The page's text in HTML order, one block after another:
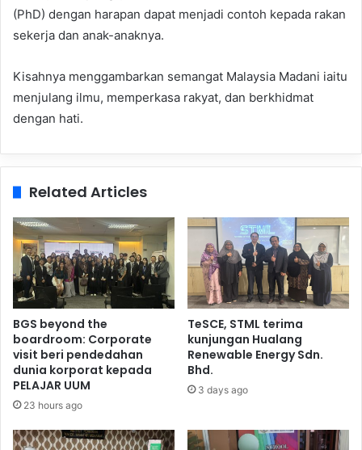
(PhD) dengan harapan dapat menjadi contoh kepada rakan
sekerja dan anak-anaknya.
Kisahnya menggambarkan semangat Malaysia Madani iaitu
menjulang ilmu, memperkasa rakyat, dan berkhidmat
dengan hati.
Related Articles
BGS beyond the
boardroom: Corporate
visit beri pendedahan
dunia korporat kepada
PELAJAR UUM
23 hours ago
TeSCE, STML terima
kunjungan Hualang
Renewable Energy Sdn.
Bhd.
3 days ago